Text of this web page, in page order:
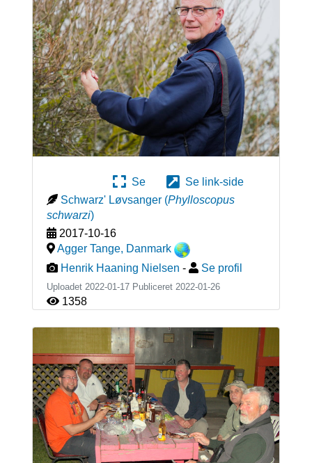
Se
Se link-side
Schwarz' Løvsanger (Phylloscopus
schwarzi)
2017-10-16
Agger Tange, Danmark
Henrik Haaning Nielsen - Se profil
Uploadet 2022-01-17 Publiceret 2022-01-26
1358